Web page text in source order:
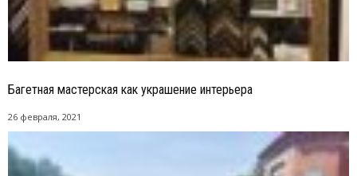
Багетная мастерская как украшение интерьера
26 февраля, 2021